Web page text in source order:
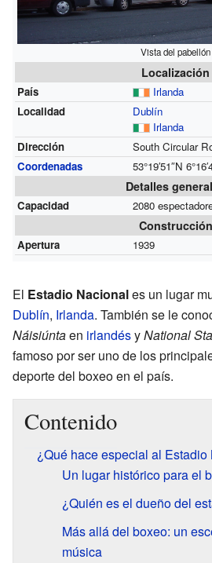
Vista del pabellón
Localización
País
Irlanda
Localidad
Dublín
Irlanda
Dirección
South Circular
Coordenadas
53°19′51″N
Detalles
Capacidad 2080
Construcción
Apertura 1939
El Estadio Nacionales un lugar
Dublín, Irlanda. También se le
Náisiúntaen irlandésyNational
famoso por ser uno de los
deporte del boxeo en el país.
Contenido
¿Qué hace especial al Estadio
Un lugar histórico para el
¿Quién es el dueño del
Más allá del boxeo: un
música